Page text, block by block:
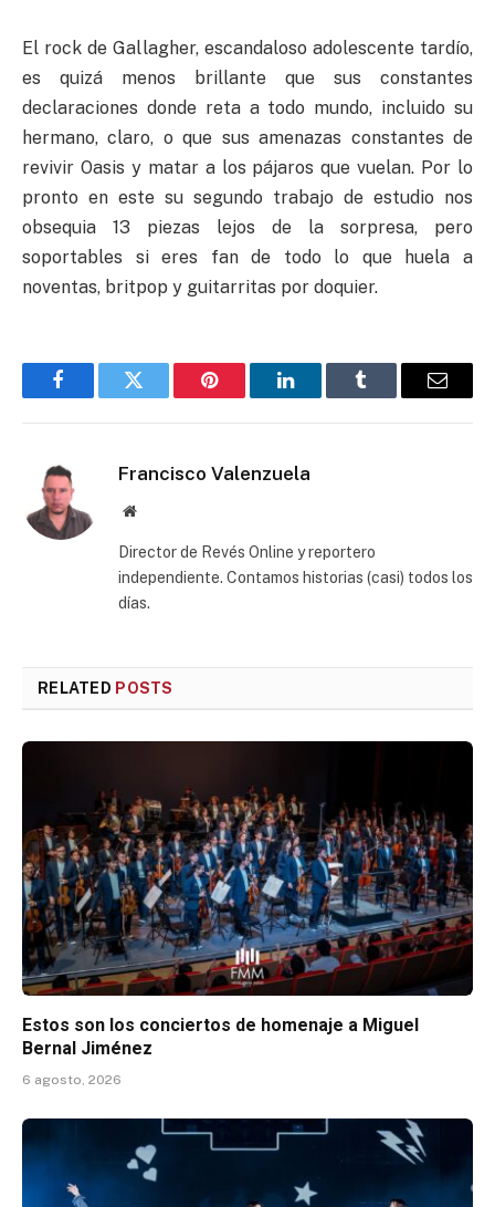
El rock de Gallagher, escandaloso adolescente tardío,
es quizá menos brillante que sus constantes
declaraciones donde reta a todo mundo, incluido su
hermano, claro, o que sus amenazas constantes de
revivir Oasis y matar a los pájaros que vuelan. Por lo
pronto en este su segundo trabajo de estudio nos
obsequia 13 piezas lejos de la sorpresa, pero
soportables si eres fan de todo lo que huela a
noventas, britpop y guitarritas por doquier.
FacebookTwitter Pinterest LinkedInTumblr Email
Francisco Valenzuela
Website
Director de Revés Online y reportero
independiente. Contamos historias (casi) todos los
días.
RELATED POSTS
Estos son los conciertos de homenaje a Miguel
Bernal Jiménez
6 agosto, 2026